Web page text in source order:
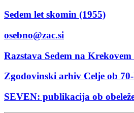
Sedem let skomin (1955)
osebno@zac.si
Razstava Sedem na
Zgodovinski arhiv Celje ob
SEVEN: publikacija ob